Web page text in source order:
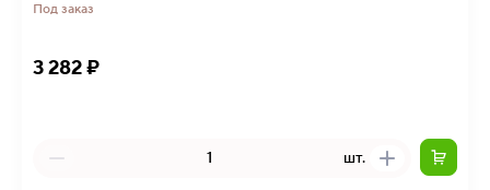
Под заказ
3 282 ₽
шт.